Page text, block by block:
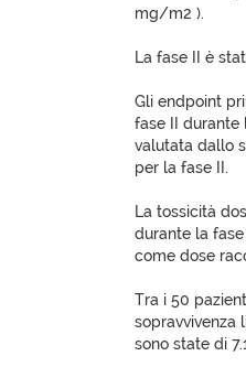
mg/m2 ).
La fase II è
Gli endpoint
fase II durante
valutata dallo
per la fase II.
La tossicità
durante la
come dose
Tra i 50
sopravvivenza
sono state di